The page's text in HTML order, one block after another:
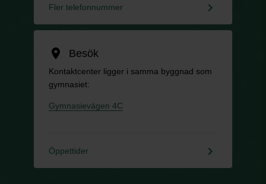
Fler telefonnummer keyboard_arrow_right
location_on Besök
Kontaktcenter ligger i samma byggnad som
gymnasiet:
Gymnasievägen 4C
Öppettider keyboard_arrow_right